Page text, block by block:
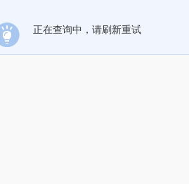
正在查询中，请刷新重试